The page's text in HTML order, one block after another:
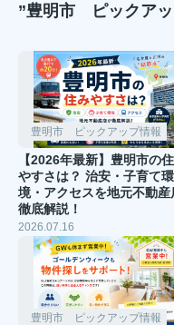
”豊明市 ピックアッ
豊明市 ピックアップ情報
【2026年最新】豊明市の
やすさは？ 治安・子育て環
境・アクセスを地元不動産
徹底解説！
2026.07.16
豊明市 ピックアップ情報